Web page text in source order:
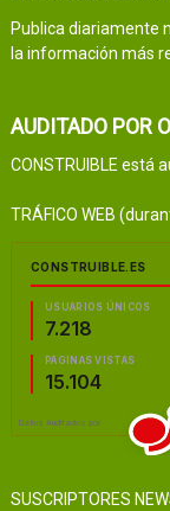
Publica diariamente
la información más
AUDITADO POR
CONSTRUIBLE está
TRÁFICO WEB
SUSCRIPTORES